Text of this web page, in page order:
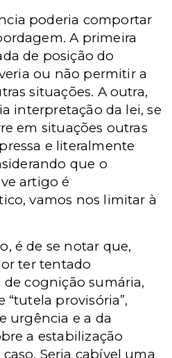
poderia comportar
A primeira
de posição do
ou não permitir a
situações. A outra,
interpretação da lei, se
em situações outras
e literalmente
que o
artigo é
vamos nos limitar à
é de se notar que,
ter tentado
cognição sumária,
provisória”,
urgência e a da
a estabilização
Seria cabível uma